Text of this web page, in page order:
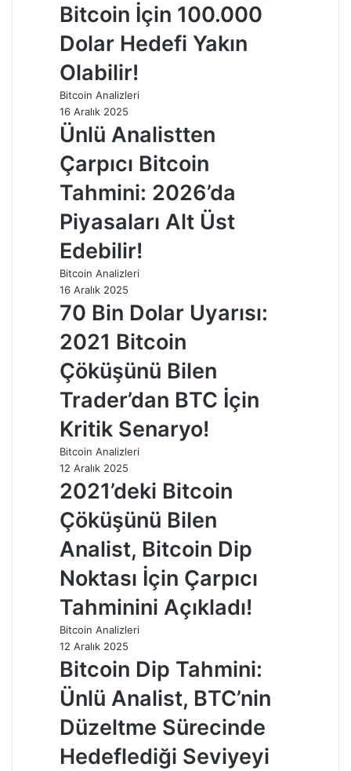
Bitcoin İçin 100.000
Dolar Hedefi Yakın
Olabilir!
Bitcoin Analizleri
16 Aralık 2025
Ünlü Analistten
Çarpıcı Bitcoin
Tahmini: 2026’da
Piyasaları Alt Üst
Edebilir!
Bitcoin Analizleri
16 Aralık 2025
70 Bin Dolar Uyarısı:
2021 Bitcoin
Çöküşünü Bilen
Trader’dan BTC İçin
Kritik Senaryo!
Bitcoin Analizleri
12 Aralık 2025
2021’deki Bitcoin
Çöküşünü Bilen
Analist, Bitcoin Dip
Noktası İçin Çarpıcı
Tahminini Açıkladı!
Bitcoin Analizleri
12 Aralık 2025
Bitcoin Dip Tahmini:
Ünlü Analist, BTC’nin
Düzeltme Sürecinde
Hedeflediği Seviyeyi